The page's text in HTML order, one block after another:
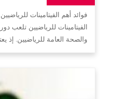
فوائد أهم الفيتامينات
الفيتامينات للرياضيين تلعب
والصحة العامة للرياضيين. إذ